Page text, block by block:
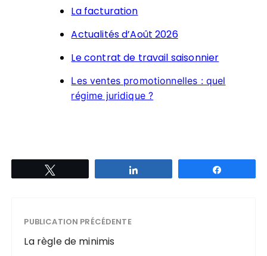
La facturation
Actualités d’Août 2026
Le contrat de travail saisonnier
Les ventes promotionnelles : quel
régime juridique ?
PUBLICATION PRÉCÉDENTE
La règle de minimis